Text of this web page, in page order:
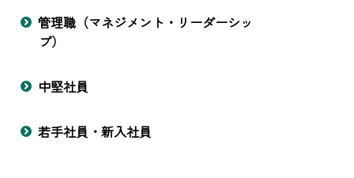
管理職（マネジメント・リーダーシッ
プ）
中堅社員
若手社員・新入社員